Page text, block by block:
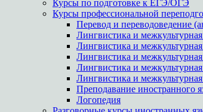
Курсы по подготовке к ЕГЭ/ОГЭ
Курсы профессиональной
Перевод и переводоведение
Лингвистика и
Лингвистика и
Лингвистика и
Лингвистика и
Лингвистика и
Преподавание иностранного
Логопедия